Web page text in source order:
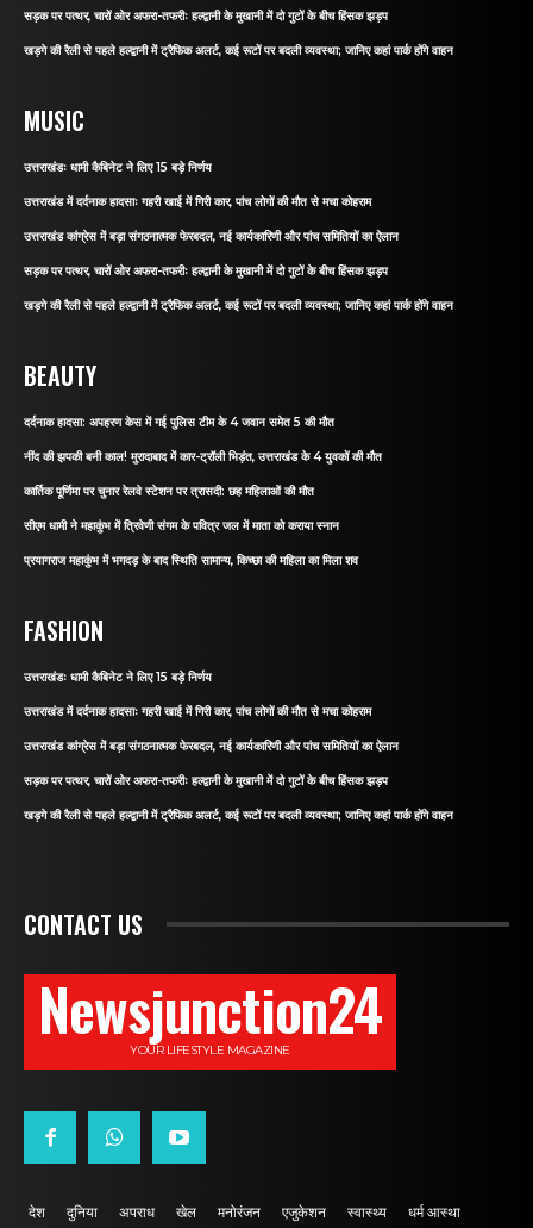
सड़क पर पत्थर, चारों ओर अफरा-तफरीः हल्द्वानी के मुखानी में दो गुटों के बीच हिंसक झड़प
खड़गे की रैली से पहले हल्द्वानी में ट्रैफिक अलर्ट, कई रूटों पर बदली व्यवस्था; जानिए कहां पार्क होंगे वाहन
MUSIC
उत्तराखंडः धामी कैबिनेट ने लिए 15 बड़े निर्णय
उत्तराखंड में दर्दनाक हादसाः गहरी खाई में गिरी कार, पांच लोगों की मौत से मचा कोहराम
उत्तराखंड कांग्रेस में बड़ा संगठनात्मक फेरबदल, नई कार्यकारिणी और पांच समितियों का ऐलान
सड़क पर पत्थर, चारों ओर अफरा-तफरीः हल्द्वानी के मुखानी में दो गुटों के बीच हिंसक झड़प
खड़गे की रैली से पहले हल्द्वानी में ट्रैफिक अलर्ट, कई रूटों पर बदली व्यवस्था; जानिए कहां पार्क होंगे वाहन
BEAUTY
दर्दनाक हादसा: अपहरण केस में गई पुलिस टीम के 4 जवान समेत 5 की मौत
नींद की झपकी बनी काल! मुरादाबाद में कार-ट्रॉली भिड़ंत, उत्तराखंड के 4 युवकों की मौत
कार्तिक पूर्णिमा पर चुनार रेलवे स्टेशन पर त्रासदी: छह महिलाओं की मौत
सीएम धामी ने महाकुंभ में त्रिवेणी संगम के पवित्र जल में माता को कराया स्नान
प्रयागराज महाकुंभ में भगदड़ के बाद स्थिति सामान्य, किच्छा की महिला का मिला शव
FASHION
उत्तराखंडः धामी कैबिनेट ने लिए 15 बड़े निर्णय
उत्तराखंड में दर्दनाक हादसाः गहरी खाई में गिरी कार, पांच लोगों की मौत से मचा कोहराम
उत्तराखंड कांग्रेस में बड़ा संगठनात्मक फेरबदल, नई कार्यकारिणी और पांच समितियों का ऐलान
सड़क पर पत्थर, चारों ओर अफरा-तफरीः हल्द्वानी के मुखानी में दो गुटों के बीच हिंसक झड़प
खड़गे की रैली से पहले हल्द्वानी में ट्रैफिक अलर्ट, कई रूटों पर बदली व्यवस्था; जानिए कहां पार्क होंगे वाहन
CONTACT US
Newsjunction24
YOUR LIFESTYLE MAGAZINE
देश दुनिया अपराध खेल मनोरंजन एजुकेशन स्वास्थ्य धर्म आस्था